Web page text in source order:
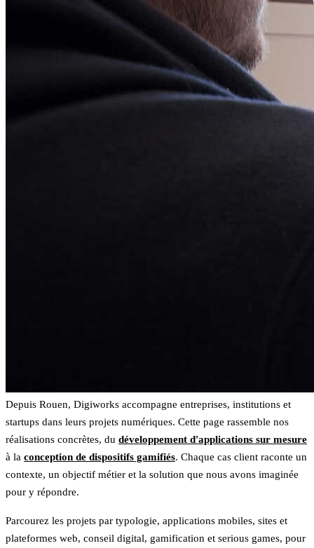
Depuis Rouen, Digiworks accompagne entreprises, institutions et
startups dans leurs projets numériques. Cette page rassemble nos
réalisations concrètes, du développement d'applications sur mesure
à la conception de dispositifs gamifiés. Chaque cas client raconte un
contexte, un objectif métier et la solution que nous avons imaginée
pour y répondre.
Parcourez les projets par typologie, applications mobiles, sites et
plateformes web, conseil digital, gamification et serious games, pour